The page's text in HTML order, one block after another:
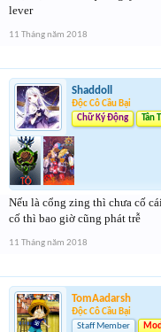
lever
11 Tháng năm 2018
Shaddoll
Độc Cô Cầu Bại
Chữ Ký Động
Tân
Nếu là cổng zing thì chưa cố
cố thì bao giờ cũng phát trễ
11 Tháng năm 2018
TomAadarsh
Độc Cô Cầu Bại
Staff Member